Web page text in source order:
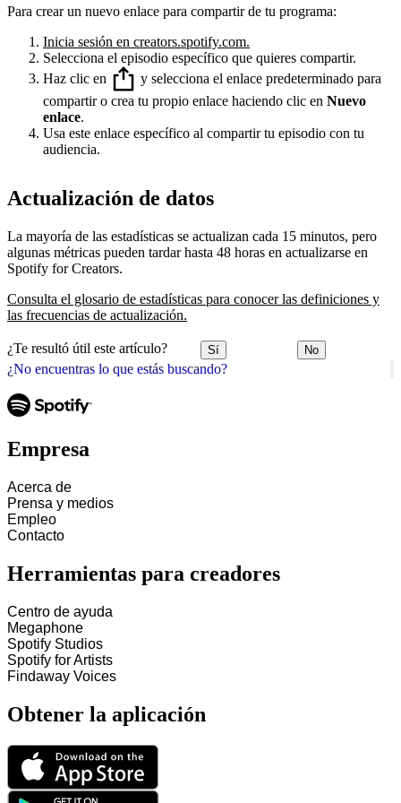
¿No encuentras lo que estás buscando?
Para crear un nuevo enlace para compartir de tu programa:
Inicia sesión en creators.spotify.com.
Selecciona el episodio específico que quieres compartir.
Haz clic en
y selecciona el enlace predeterminado para
compartir o crea tu propio enlace haciendo clic en Nuevo
enlace.
Usa este enlace específico al compartir tu episodio con tu
audiencia.
Actualización de datos
La mayoría de las estadísticas se actualizan cada 15 minutos, pero
algunas métricas pueden tardar hasta 48 horas en actualizarse en
Spotify for Creators.
Consulta el glosario de estadísticas para conocer las definiciones y
las frecuencias de actualización.
¿Te resultó útil este artículo? Sí No
Empresa
Acerca de
Prensa y medios
Empleo
Contacto
Herramientas para creadores
Centro de ayuda
Megaphone
Spotify Studios
Spotify for Artists
Findaway Voices
Obtener la aplicación